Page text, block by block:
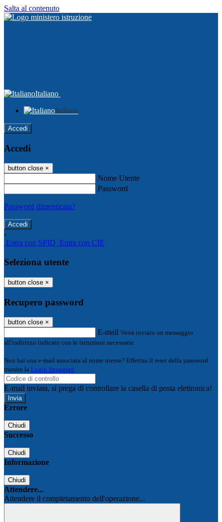
Salta al contenuto
Italiano
Italiano
Accedi
Accedi
button close ×
Nome Utente
Password
Password dimenticata?
-
Entra con SPID Entra con CIE
Seleziona utente
button close ×
Recupero password
button close ×
E-mail Verrà inviato un messaggio
all'indirizzo indicato con le istruzioni necessarie.
Non hai una e-mail associata al nome utente? Effettua il reset della password
tramite la Login Spaggiari
E-mail inviata, si prega di controllare la casella di posta elettronica!
Errore
Chiudi
Successo
Chiudi
Informazione
Chiudi
Attendere...
Attendere il completamento dell'operazione...